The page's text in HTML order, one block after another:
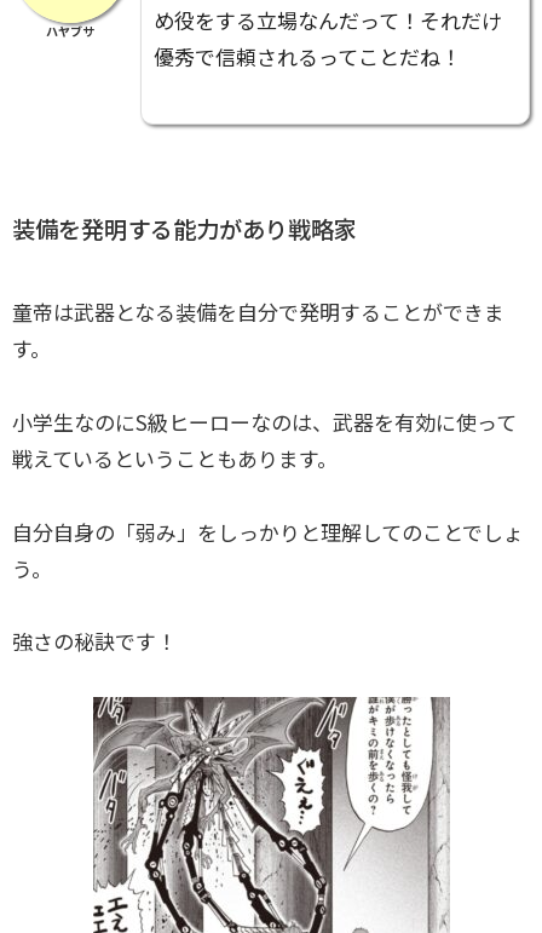
ハヤブサ
め役をする立場なんだって！それだけ
優秀で信頼されるってことだね！
装備を発明する能力があり戦略家
童帝は武器となる装備を自分で発明することができま
す。
小学生なのにS級ヒーローなのは、武器を有効に使って
戦えているということもあります。
自分自身の「弱み」をしっかりと理解してのことでしょ
う。
強さの秘訣です！